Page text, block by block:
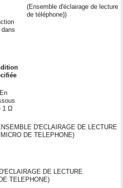
En
1 Ω
(Ensemble d'éclairage de lecture
de téléphone))
D'ECLAIRAGE DE LECTURE
DE TELEPHONE)
DE LECTURE
TELEPHONE)